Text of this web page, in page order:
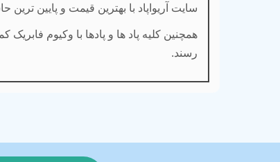
سایت آریواپاد با بهترین قیمت و پایین
همچنین کلیه پاد ها و پادها با وکیوم
رسند.